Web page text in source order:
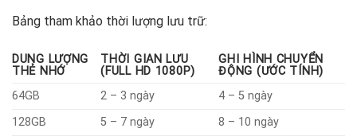
Bảng tham khảo thời lượng lưu trữ:
DUNG LƯỢNG
THẺ NHỚ
THỜI GIAN LƯU
(FULL HD 1080P)
GHI HÌNH CHUYỂN
ĐỘNG (ƯỚC TÍNH)
64GB
2 –3ngày 4 –5ngày
128GB
5 – 7ngày 8 – 10ngày